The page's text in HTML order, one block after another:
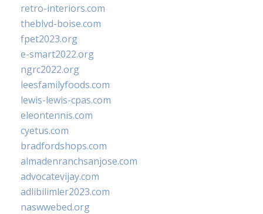
retro-interiors.com
theblvd-boise.com
fpet2023.org
e-smart2022.org
ngrc2022.org
leesfamilyfoods.com
lewis-lewis-cpas.com
eleontennis.com
cyetus.com
bradfordshops.com
almadenranchsanjose.com
advocatevijay.com
adlibilimler2023.com
naswwebed.org